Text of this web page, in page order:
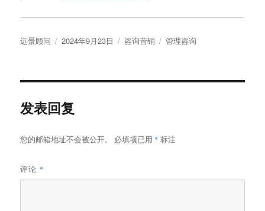
作
远景顾问
发
2024年9月23日
分
咨询营销
标
管理咨询
发表回复
您的邮箱地址不会被公开。 必填项已用 * 标注
评论 *